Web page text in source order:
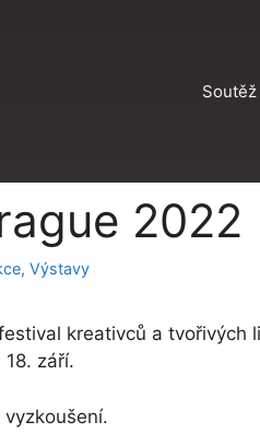
2022
, Výstavy
kreativců a tvořivých
18. září.